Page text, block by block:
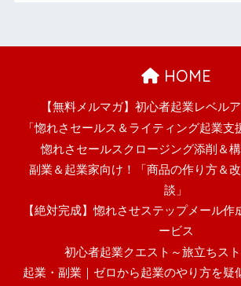
HOME
【無料メルマガ】初心者起業レベル
「惚れさセールス＆ライティング起業支
惚れさセールスクロージング添削＆構
副業＆起業家向け！「商品の作り方＆
談」
【絶対完成】惚れさせステップメール作
ービス
初心者起業クエスト～旅立ちス
起業・副業｜ゼロから起業のやり方を疑